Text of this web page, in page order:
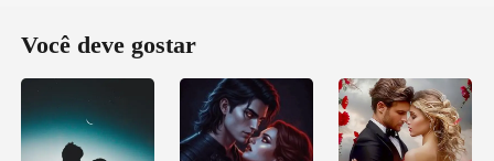
Você deve gostar